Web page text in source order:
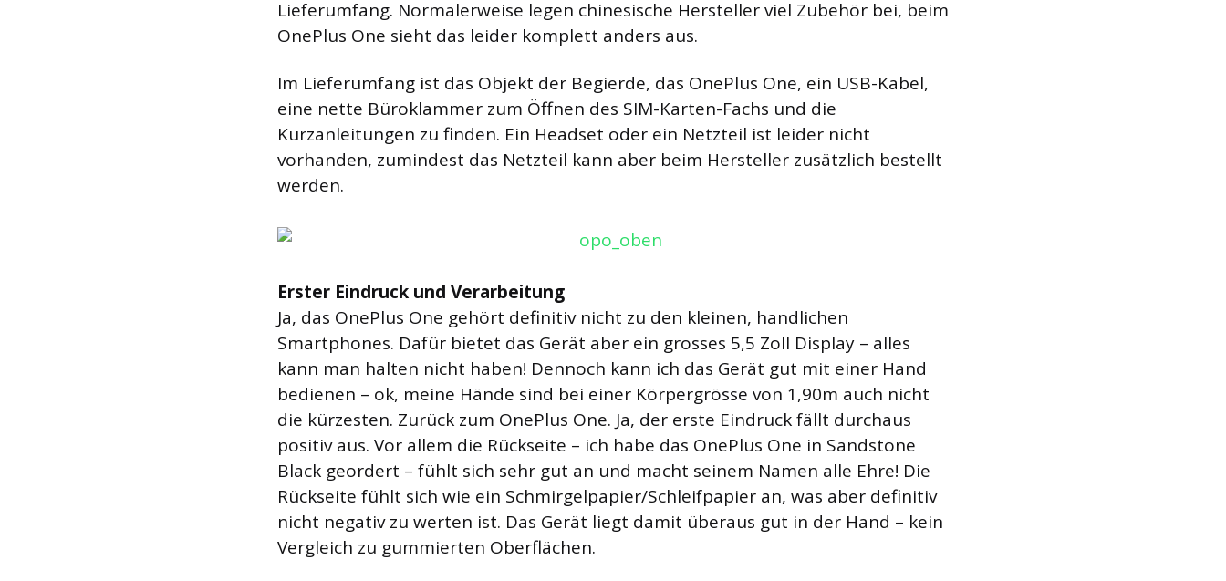
Lieferumfang. Normalerweise legen chinesische Hersteller viel Zubehör bei, beim
OnePlus One sieht das leider komplett anders aus.
Im Lieferumfang ist das Objekt der Begierde, das OnePlus One, ein USB-Kabel,
eine nette Büroklammer zum Öffnen des SIM-Karten-Fachs und die
Kurzanleitungen zu finden. Ein Headset oder ein Netzteil ist leider nicht
vorhanden, zumindest das Netzteil kann aber beim Hersteller zusätzlich bestellt
werden.
Erster Eindruck und Verarbeitung
Ja, das OnePlus One gehört definitiv nicht zu den kleinen, handlichen
Smartphones. Dafür bietet das Gerät aber ein grosses 5,5 Zoll Display – alles
kann man halten nicht haben! Dennoch kann ich das Gerät gut mit einer Hand
bedienen – ok, meine Hände sind bei einer Körpergrösse von 1,90m auch nicht
die kürzesten. Zurück zum OnePlus One. Ja, der erste Eindruck fällt durchaus
positiv aus. Vor allem die Rückseite – ich habe das OnePlus One in Sandstone
Black geordert – fühlt sich sehr gut an und macht seinem Namen alle Ehre! Die
Rückseite fühlt sich wie ein Schmirgelpapier/Schleifpapier an, was aber definitiv
nicht negativ zu werten ist. Das Gerät liegt damit überaus gut in der Hand – kein
Vergleich zu gummierten Oberflächen.